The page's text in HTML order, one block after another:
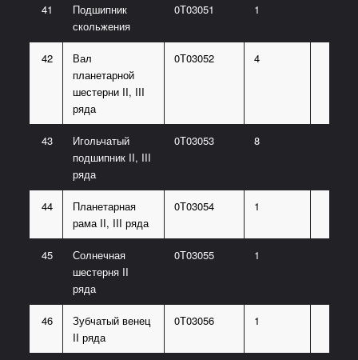
41
Подшипник
скольжения
0Т03051 1
42
Вал
планетарной
шестерни II, III
ряда
0Т03052 4
43
Игольчатый
подшипник II, III
ряда
0Т03053 8
44
Планетарная
рама II, III ряда
0Т03054 1
45
Солнечная
шестерня II
ряда
0Т03055 1
46
Зубчатый венец
II ряда
0Т03056 1